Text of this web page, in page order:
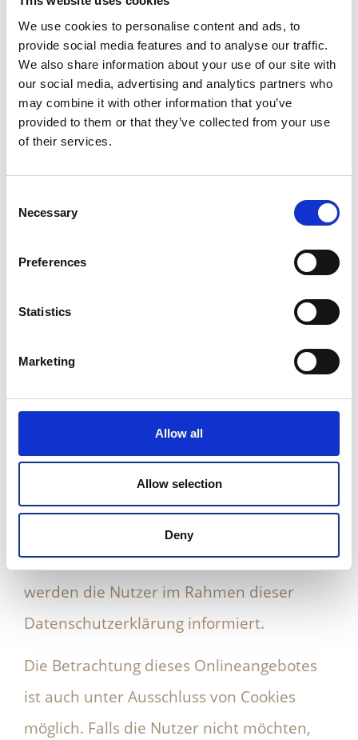
We use cookies to personalise content and ads, to
provide social media features and to analyse our traffic.
We also share information about your use of our site with
our social media, advertising and analytics partners who
may combine it with other information that you’ve
provided to them or that they’ve collected from your use
of their services.
Selection
Necessary
Preferences
Statistics
Marketing
Allow all
Allow selection
Deny
statistische Auswertungen zum Zweck des
Betriebs, der Sicherheit und der
Optimierung unseres Onlineangebotes.
Wir behalten uns jedoch vor, die
Protokolldaten nachträglich zu überprüfen,
wenn aufgrund konkreter Anhaltspunkte
der berechtigte Verdacht einer
Cookies sind Informationen, die von
unserem Webserver oder Webservern
Dritter an die Web-Browser der Nutzer
übertragen und dort für einen späteren
Einsatz von Cookies im Rahmen
pseudonymer Reichweitenmessung
werden die Nutzer im Rahmen dieser
Datenschutzerklärung informiert.
Die Betrachtung dieses Onlineangebotes
ist auch unter Ausschluss von Cookies
möglich. Falls die Nutzer nicht möchten,